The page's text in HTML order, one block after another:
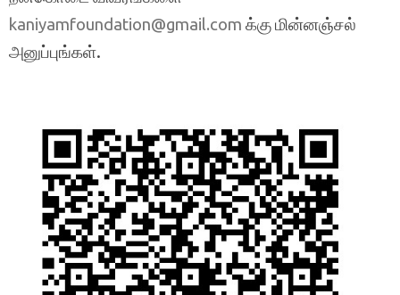
kaniyamfoundation@gmail.com க்கு மின்னஞ்சல்
அனுப்புங்கள்.